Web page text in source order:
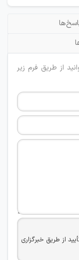
از طریق فرم زیر
از طریق خبرگزاری